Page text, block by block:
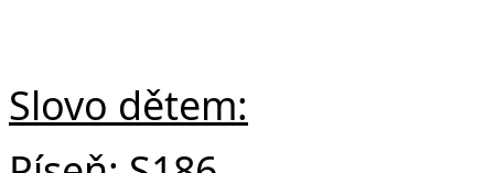
Slovo dětem: